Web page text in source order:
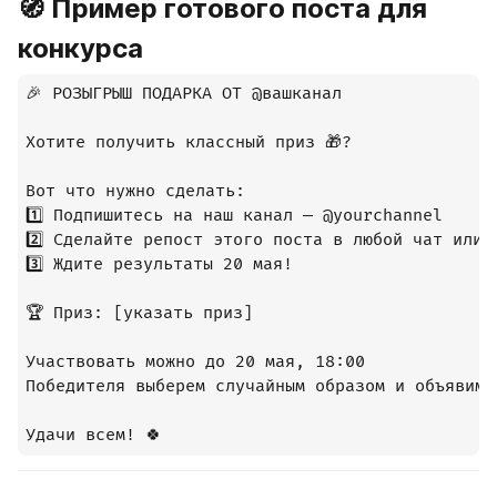
🧭 Пример готового поста для
конкурса
🎉 РОЗЫГРЫШ ПОДАРКА ОТ @вашканал
Хотите получить классный приз 🎁?
Вот что нужно сделать:
1️⃣ Подпишитесь на наш канал — @yourchannel
2️⃣ Сделайте репост этого поста в любой чат
3️⃣ Ждите результаты 20 мая!
🏆 Приз: [указать приз]
Участвовать можно до 20 мая, 18:00
Победителя выберем случайным образом и объявим